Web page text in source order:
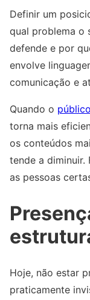
Definir um
qual problema o
defende e por
envolve
comunicação e
Quando o público
torna mais
os conteúdos
tende a diminuir.
as pessoas
Hoje, não estar
praticamente